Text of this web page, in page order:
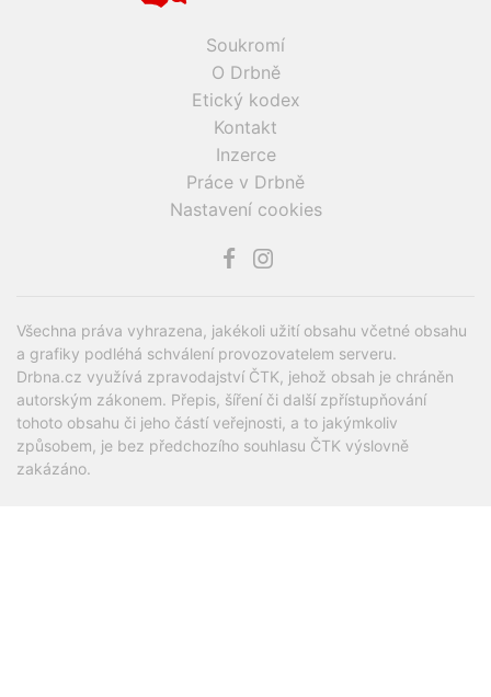
Soukromí
O Drbně
Etický kodex
Kontakt
Inzerce
Práce v Drbně
Nastavení cookies
Všechna práva vyhrazena, jakékoli užití obsahu včetné obsahu
a grafiky podléhá schválení provozovatelem serveru.
Drbna.cz využívá zpravodajství ČTK, jehož obsah je chráněn
autorským zákonem. Přepis, šíření či další zpřístupňování
tohoto obsahu či jeho částí veřejnosti, a to jakýmkoliv
způsobem, je bez předchozího souhlasu ČTK výslovně
zakázáno.